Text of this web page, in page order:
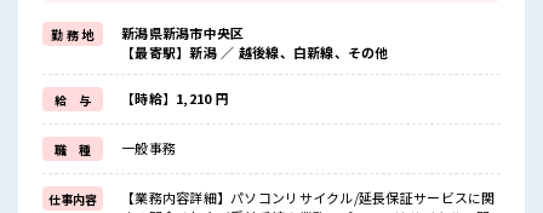
明るすぎたり奇抜でなければ基本的に自由！
(規定有)≪未経験OKの仕事≫
新しいことにチャレンジするのは不安だけど、
しっかり働く環境が整っています！
イチからスキルUP・ステップUP目指していきましょう！
≪収入アップを目指せる≫
高時給だらけの派遣のお仕事です！
■職場の雰囲気
髪型にこだわりのあるアナタは必見！
勤 務 地
新潟県新潟市中央区
【最寄駅】新潟 ／ 越後線、白新線、その他
給 与 【時給】1,210 円
職 種 一般事務
仕事内容
【業務内容詳細】パソコンリサイクル/延長保証サービスに関